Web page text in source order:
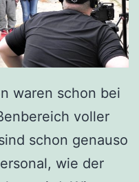
waren schon bei
voller
schon genauso
wie der